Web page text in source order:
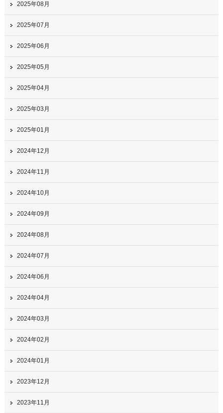
2025年08月
2025年07月
2025年06月
2025年05月
2025年04月
2025年03月
2025年01月
2024年12月
2024年11月
2024年10月
2024年09月
2024年08月
2024年07月
2024年06月
2024年04月
2024年03月
2024年02月
2024年01月
2023年12月
2023年11月